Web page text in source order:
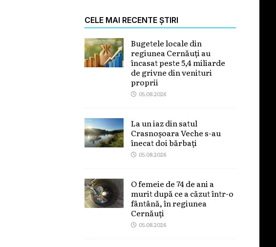
CELE MAI RECENTE ȘTIRI
Bugetele locale din
regiunea Cernăuți au
încasat peste 5,4 miliarde
de grivne din venituri
proprii
05.08.2026
La un iaz din satul
Crasnoșoara Veche s-au
înecat doi bărbați
05.08.2026
O femeie de 74 de ani a
murit după ce a căzut într-o
fântână, în regiunea
Cernăuți
05.08.2026